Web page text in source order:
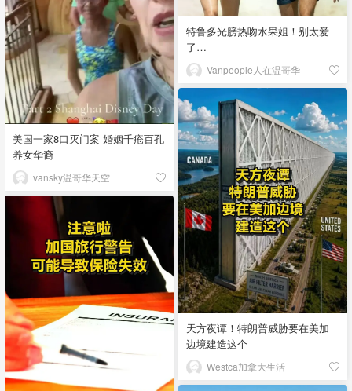
特鲁多光膀热吻水果姐！别太爱
了…
Vanpeople人在温哥华
美国一家8口灭门案 婚姻千疮百孔
养女华裔
vansky温哥华天空
天方夜谭！特朗普威胁要在美加
边境建造这个
Westca加拿大生活